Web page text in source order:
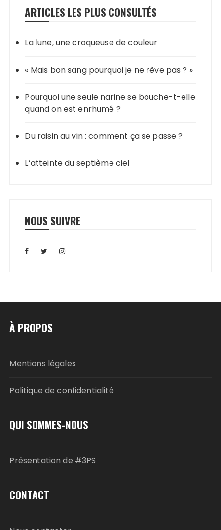
ARTICLES LES PLUS CONSULTÉS
La lune, une croqueuse de couleur
« Mais bon sang pourquoi je ne rêve pas ? »
Pourquoi une seule narine se bouche-t-elle
quand on est enrhumé ?
Du raisin au vin : comment ça se passe ?
L’atteinte du septième ciel
NOUS SUIVRE
À PROPOS
Mentions légales
Politique de confidentialité
QUI SOMMES-NOUS
Présentation de #3PS
CONTACT